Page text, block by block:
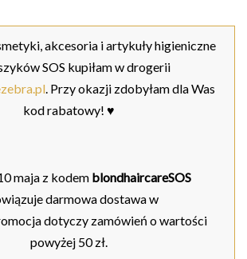
akcesoria i artykuły higieniczne
SOS kupiłam w drogerii
. Przy okazji zdobyłam dla Was
kod rabatowy! ♥
maja z kodem blondhaircareSOS
darmowa dostawa w
dotyczy zamówień o wartości
powyżej 50 zł.